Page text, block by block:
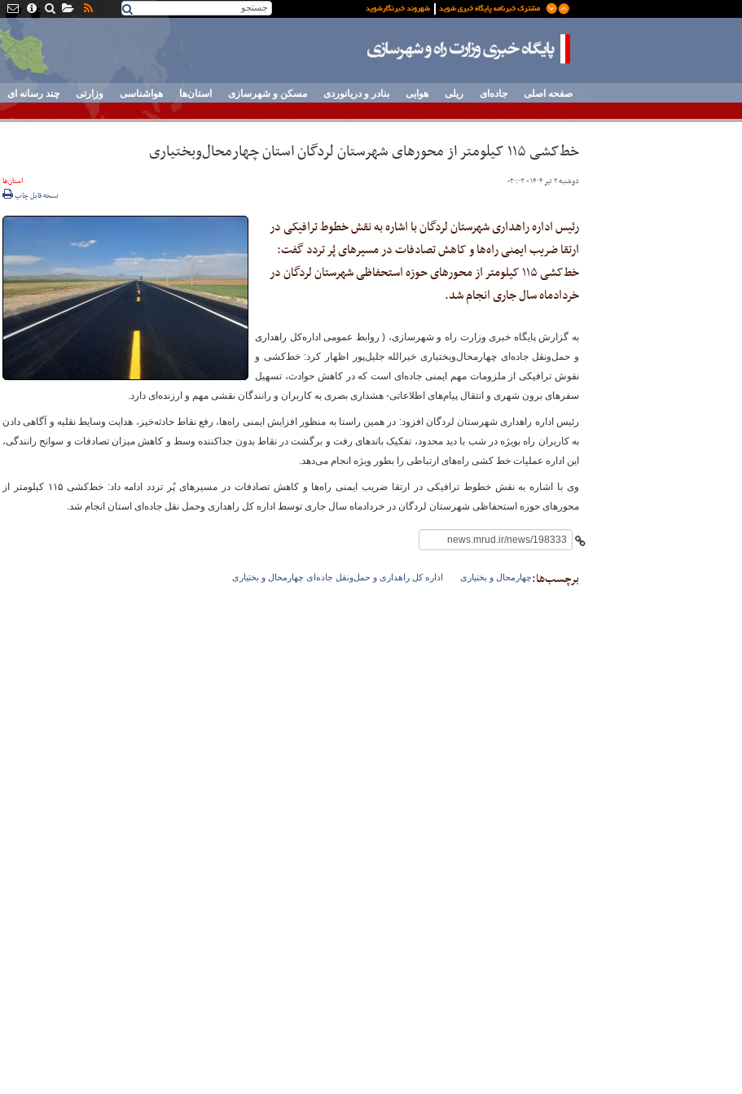
پایگاه خبری وزارت راه و
صفحه اصلی جاده‌ای ریلی هوایی بنادر و دریانوردی مسکن و شهرسازی استان‌ها هواشناسی وزارتی چند رسانه ای
خط‌کشی ۱۱۵ کیلومتر از محورهای شهرستان لردگان استان چهارمحال‌وبختیاری
دوشنبه ۲ تیر ۱۴۰۴ - ۲۰:۰۳ -
استان‌ها
نسخه قابل چاپ
رئیس اداره راهداری شهرستان لردگان با اشاره به نقش خطوط ترافیکی در
ارتقا ضریب ایمنی راه‌ها و کاهش تصادفات در مسیرهای پُر تردد گفت:
خط‌کشی ۱۱۵ کیلومتر از محورهای حوزه استحفاظی شهرستان لردگان در
خردادماه سال جاری انجام شد.
به گزارش پایگاه خبری وزارت راه و شهرسازی، ( روابط عمومی اداره‌کل راهداری
و حمل‌ونقل جاده‌ای چهارمحال‌وبختیاری خیرالله جلیل‌پور اظهار کرد: خط‌کشی و
نقوش ترافیکی از ملزومات مهم ایمنی جاده‌ای است که در کاهش حوادث، تسهیل
سفرهای برون شهری و انتقال پیام‌های اطلاعاتی- هشداری بصری به کاربران و رانندگان نقشی مهم و ارزنده‌ای دارد.
رئیس اداره راهداری شهرستان لردگان افزود: در همین راستا به‌ منظور افزایش ایمنی راه‌ها، رفع نقاط حادثه‌خیز، هدایت وسایط نقلیه و آگاهی دادن
به کاربران راه بویژه در شب با دید محدود، تفکیک باندهای رفت‌ و برگشت در نقاط بدون جداکننده وسط و کاهش میزان تصادفات و سوانح رانندگی،
این اداره عملیات خط کشی راه‌های ارتباطی را بطور ویژه انجام می‌دهد.
وی با اشاره به نقش خطوط ترافیکی در ارتقا ضریب ایمنی راه‌ها و کاهش تصادفات در مسیرهای پُر تردد ادامه داد: خط‌کشی ۱۱۵ کیلومتر از
محورهای حوزه استحفاظی شهرستان لردگان در خردادماه سال جاری توسط اداره کل راهداری وحمل نقل جاده‌ای استان انجام شد.
برچسب‌ها:چهارمحال و بختیاری اداره کل راهداری و حمل‌ونقل جاده‌ای چهارمحال و بختیاری